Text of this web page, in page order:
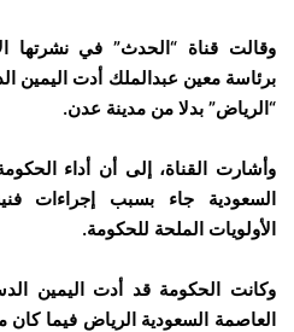
وقالت قناة “الحدث” في نشرتها
برئاسة معين عبدالملك أدت اليمين
“الرياض” بدلا من مدينة عدن.
وأشارت القناة، إلى أن أداء
السعودية جاء بسبب إجراءات
الأولويات الملحة للحكومة.
وكانت الحكومة قد أدت اليمين
العاصمة السعودية الرياض فيما كان